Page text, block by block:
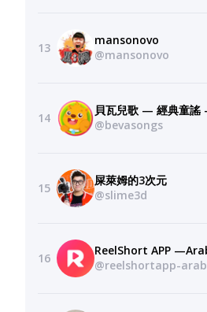
13
mansonovo
@mansonovo
14
@bevasongs
15
屎萊姆的3次元
@slime3d
16
@reelshortapp-arab